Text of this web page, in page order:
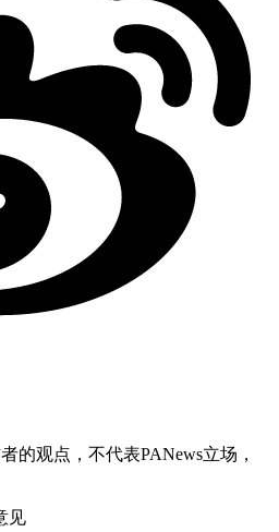
的观点，不代表PANews立场，
见